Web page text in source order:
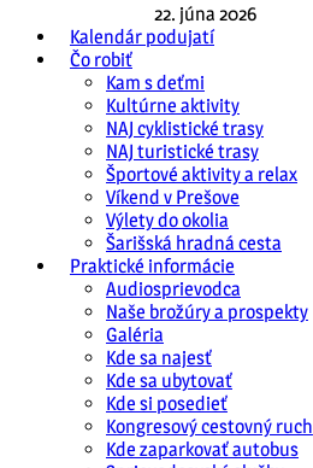
22. júna 2026
Kalendár podujatí
Čo robiť
Kam s deťmi
Kultúrne aktivity
NAJ cyklistické trasy
NAJ turistické trasy
Športové aktivity a relax
Víkend v Prešove
Výlety do okolia
Šarišská hradná cesta
Praktické informácie
Audiosprievodca
Naše brožúry a prospekty
Galéria
Kde sa najesť
Kde sa ubytovať
Kde si posedieť
Kongresový cestovný ruch
Kde zaparkovať autobus